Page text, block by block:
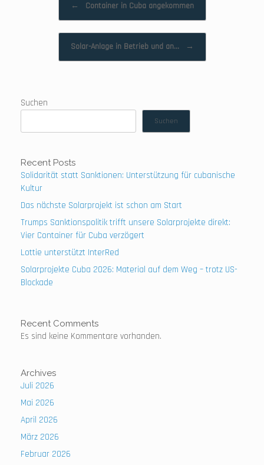
← Container in Cuba angekommen
Solar-Anlage in Betrieb und an… →
Suchen
Suchen
Recent Posts
Solidarität statt Sanktionen: Unterstützung für cubanische
Kultur
Das nächste Solarprojekt ist schon am Start
Trumps Sanktionspolitik trifft unsere Solarprojekte direkt:
Vier Container für Cuba verzögert
Lottie unterstützt InterRed
Solarprojekte Cuba 2026: Material auf dem Weg – trotz US-
Blockade
Recent Comments
Es sind keine Kommentare vorhanden.
Archives
Juli 2026
Mai 2026
April 2026
März 2026
Februar 2026